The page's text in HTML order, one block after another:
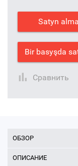
Satyn
Bir basyşda
Сравнить
ОБЗОР
ОПИСАНИЕ